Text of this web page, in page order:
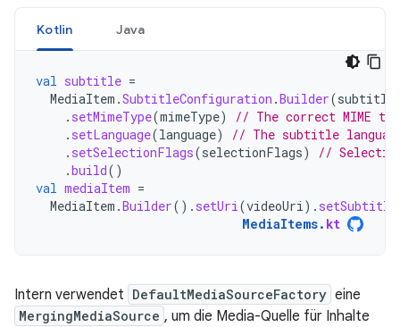
Kotlin Java
val subtitle =
MediaItem .SubtitleConfiguration .Builder(
. setMimeType(mimeType)
// The correct MIME
. setLanguage(language)
// The subtitle
. setSelectionFlags(selectionFlags)
//
.build()
val mediaItem =
MediaItem .Builder(). setUri(videoUri).
MediaItems. kt
Intern verwendet DefaultMediaSourceFactory eine
MergingMediaSource , um die Media-Quelle für Inhalte